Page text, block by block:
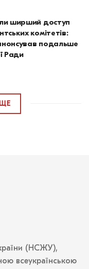
ширший доступ
комітетів:
подальше
Ради
(НСЖУ),
всеукраїнською